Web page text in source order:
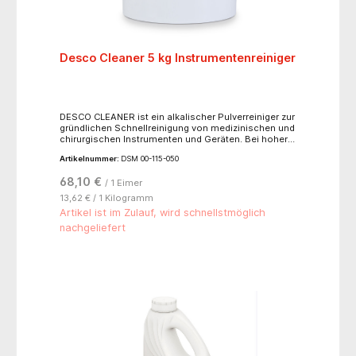
Desco Cleaner 5 kg Instrumentenreiniger
DESCO CLEANER ist ein alkalischer Pulverreiniger zur
gründlichen Schnellreinigung von medizinischen und
chirurgischen Instrumenten und Geräten. Bei hoher
DESCO CLEANER der ideale Pulverreiniger für alle
Reinigungskraft- besonders für den Einsatz im
Ultraschallbad geeignet- schnell wirksam!! nur für
den professionellen Gebrauch !!Vor Gebrauch Etikett
lesen.
Artikelnummer: DSM 00-115-050
68,10 € / 1 Eimer
13,62 € / 1 Kilogramm
Artikel ist im Zulauf, wird schnellstmöglich
nachgeliefert